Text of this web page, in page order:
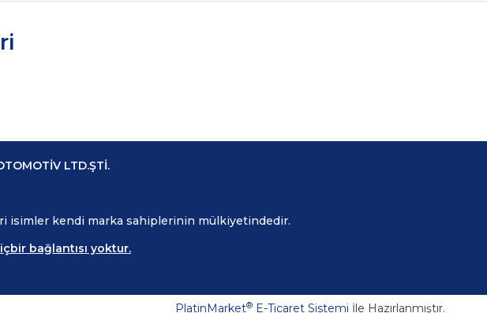
LTD.ŞTİ.
isimler kendi marka sahiplerinin mülkiyetindedir.
bağlantısı yoktur.
PlatinMarket® E-Ticaret Sistemi İle Hazırlanmıştır.